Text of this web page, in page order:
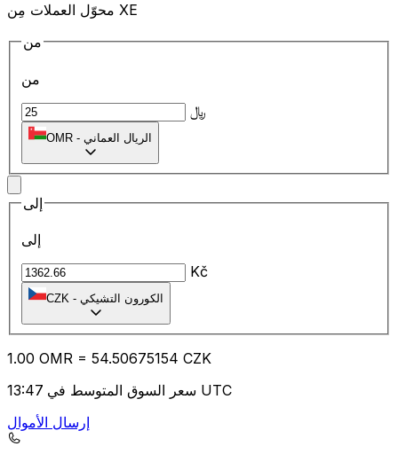
محوّل العملات مِن XE
من
من
﷼
OMR - الريال العماني
إلى
إلى
Kč
CZK - الكورون التشيكي
1.00 OMR = 54.50675154 CZK
سعر السوق المتوسط في 13:47 UTC
إرسال الأموال